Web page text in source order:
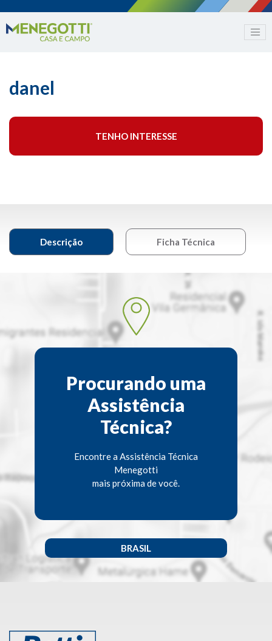
danel
TENHO INTERESSE
Descrição Ficha Técnica
Procurando uma
Assistência
Técnica?
Encontre a Assistência Técnica
Menegotti
mais próxima de você.
BRASIL